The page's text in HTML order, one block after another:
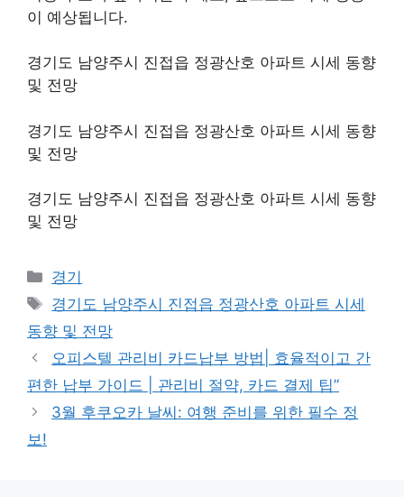
이 예상됩니다.
경기도 남양주시 진접읍 정광산호 아파트 시세 동향
및 전망
경기도 남양주시 진접읍 정광산호 아파트 시세 동향
및 전망
경기도 남양주시 진접읍 정광산호 아파트 시세 동향
및 전망
Categories
경기
Tags
경기도 남양주시 진접읍 정광산호 아파트 시세
동향 및 전망
오피스텔 관리비 카드납부 방법| 효율적이고 간
편한 납부 가이드 | 관리비 절약, 카드 결제 팁”
3월 후쿠오카 날씨: 여행 준비를 위한 필수 정
보!